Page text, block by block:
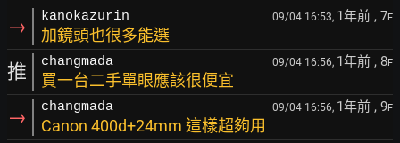
→ kanokazurin 09/04 16:53, 1年前 , 7F
加鏡頭也很多能選
推 changmada 09/04 16:56, 1年前 , 8F
買一台二手單眼應該很便宜
→ changmada 09/04 16:56, 1年前 , 9F
Canon 400d+24mm 這樣超夠用